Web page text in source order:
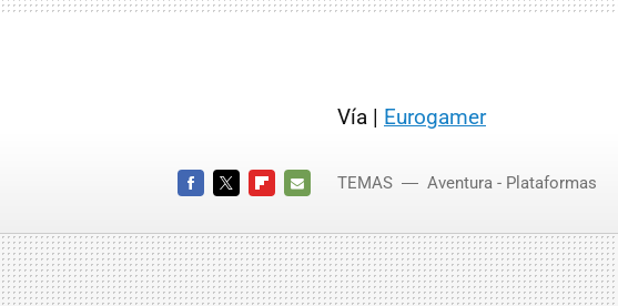
Vía | Eurogamer
MAIL
TEMAS Aventura - Plataformas